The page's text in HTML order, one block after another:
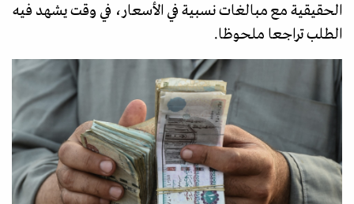
الحقيقية مع مبالغات نسبية في الأسعار، في وقت يشهد فيه
الطلب تراجعا ملحوظا.